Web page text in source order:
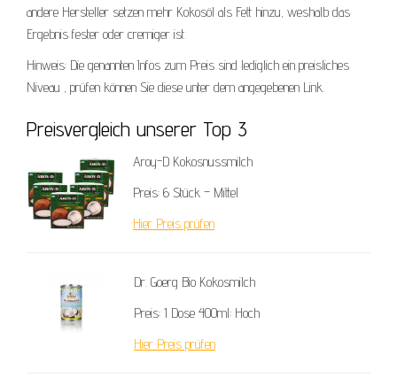
andere Hersteller setzen mehr Kokosöl als Fett hinzu, weshalb das
Ergebnis fester oder cremiger ist.
Hinweis: Die genannten Infos zum Preis sind lediglich ein preisliches
Niveau , prüfen können Sie diese unter dem angegebenen Link.
Preisvergleich unserer Top 3
Aroy-D Kokosnussmilch
Preis: 6 Stück – Mittel
Hier Preis prüfen
Dr. Goerg Bio Kokosmilch
Preis: 1 Dose 400ml: Hoch
Hier Preis prüfen